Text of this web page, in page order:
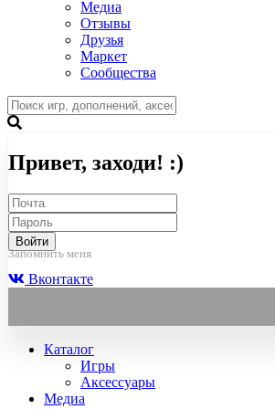
Медиа
Отзывы
Друзья
Маркет
Сообщества
Привет, заходи! :)
Войти
Запомнить меня
Вконтакте
Каталог
Игры
Аксессуары
Медиа